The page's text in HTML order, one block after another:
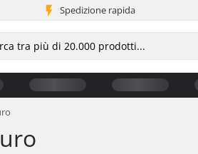
Spedizione rapida